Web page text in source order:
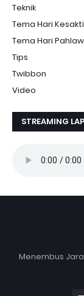
Teknik
Tema Hari
Tema Hari
Tips
Twibbon
Video
STREAMING
Menembus